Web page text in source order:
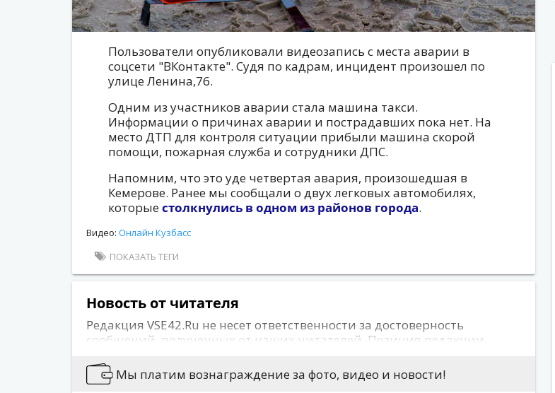
Пользователи опубликовали видеозапись с места аварии в
соцсети "ВКонтакте". Судя по кадрам, инцидент произошел по
улице Ленина,76.
Одним из участников аварии стала машина такси.
Информации о причинах аварии и пострадавших пока нет. На
место ДТП для контроля ситуации прибыли машина скорой
помощи, пожарная служба и сотрудники ДПС.
Напомним, что это уде четвертая авария, произошедшая в
Кемерове. Ранее мы сообщали о двух легковых автомобилях,
которыестолкнулись в одном из районов города.
Видео: Онлайн Кузбасс
ПОКАЗАТЬ ТЕГИ
Новость от читателя
Редакция VSE42.Ru не несет ответственности за достоверность
сообщений, полученных от наших читателей. Позиция редакции
публикуется информация, носящая оскорбительный характер либо
содержащая иные признаки, которые могут привести к нарушению
Мы платим вознаграждение за фото, видео и новости!